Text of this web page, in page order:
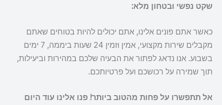
שקט נפשי ובטחון מלא:
כאשר אתם פונים אלינו, אתם יכולים להיות בטוחים שאתם
מקבלים שירות מקצועי, אמין וזמין 24 שעות ביממה, 7 ימים
בשבוע. אנו נדאג לפתור את הבעיה שלכם במהירות וביעילות,
תוך שמירה על רכושכם ועל פרטיותכם.
אל תתפשרו על פחות מהטוב ביותר! פנו אלינו עוד היום